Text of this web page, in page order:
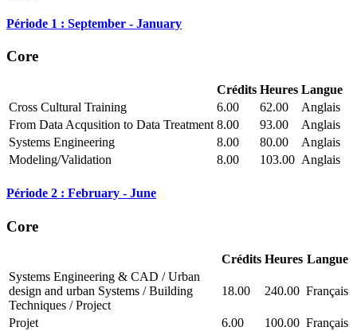
Période 1 : September - January
Core
Crédits Heures Langue
Cross Cultural Training
6.00 62.00
Anglais
From Data Acqusition to Data Treatment 8.00 93.00
Anglais
Systems Engineering
8.00 80.00
Anglais
Modeling/Validation
8.00 103.00 Anglais
Période 2 : February - June
Core
Crédits Heures Langue
Systems Engineering & CAD / Urban
design and urban Systems / Building
Techniques / Project
18.00 240.00 Français
Projet 6.00 100.00 Français